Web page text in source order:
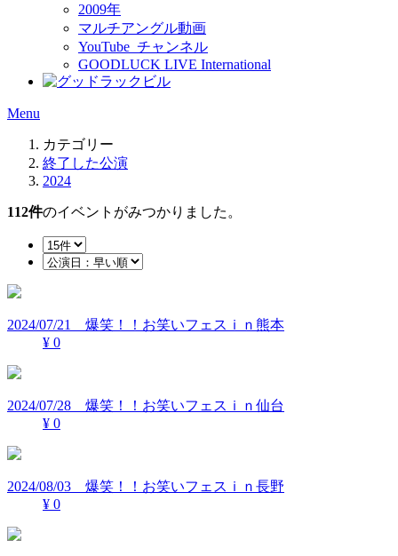
2009年
マルチアングル動画
YouTube チャンネル
GOODLUCK LIVE International
Menu
カテゴリー
終了した公演
2024
112件のイベントがみつかりました。
2024/07/21 爆笑！！お笑いフェスｉｎ熊本
¥ 0
2024/07/28 爆笑！！お笑いフェスｉｎ仙台
¥ 0
2024/08/03 爆笑！！お笑いフェスｉｎ長野
¥ 0